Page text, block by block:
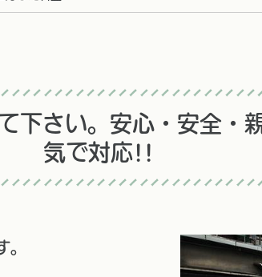
下さい。安心・安全・
気で対応!!
。